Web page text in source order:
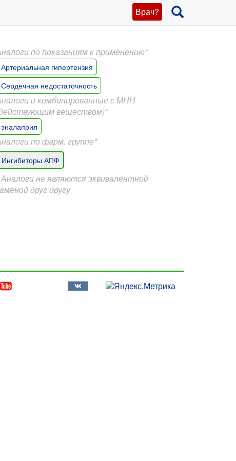
Врач?
по показаниям к применению*
Артериальная гипертензия
Сердечная недостаточность
и комбинированные с МНН
веществом)*
эналаприл
по фарм. группе*
Ингибиторы АПФ
Аналоги не являются эквивалентной
друг другу